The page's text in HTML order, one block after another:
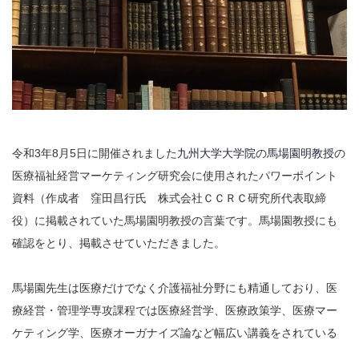
令和3年8月5日に開催されました九州大学大学院の馬場園明教授の
医療福祉経営マーケティング研究会に使用されたパワーポイント
資料（作成者 窪田昌行氏 株式会社ＣＣＲＣ研究所代表取締
役）に掲載されていた馬場園明教授の言葉です。馬場園教授にも
確認をとり、掲載させていただきました。
馬場園先生は医療だけでなく介護福祉分野にも精通しており、医
療経営・管理学専攻課程では医療経営学、医療政策学、医療マー
ケティング学、医療オーガナイズ論など幅広い講義をされている